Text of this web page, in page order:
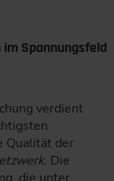
Spannungsfeld
verdient
Qualität der
. Die